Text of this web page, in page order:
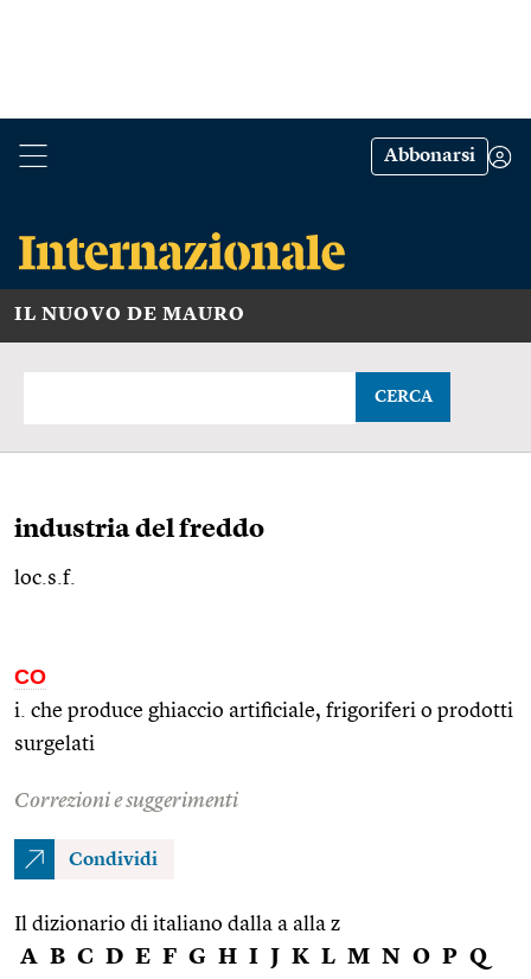
Abbonarsi
IL NUOVO DE MAURO
CERCA
industria del freddo
loc.s.f.
CO
i. che produce ghiaccio artificiale, frigoriferi o prodotti
surgelati
Correzioni e suggerimenti
Condividi
Il dizionario di italiano dalla a alla z
A B C D E F G H I J K L M N O P Q